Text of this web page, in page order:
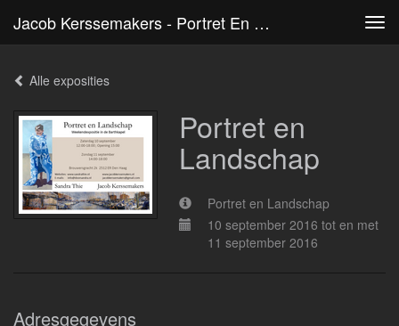
Jacob Kerssemakers - Portret En Landschap
Alle exposities
Portret en
Landschap
Portret en Landschap
10 september 2016 tot en met
11 september 2016
Adresgegevens